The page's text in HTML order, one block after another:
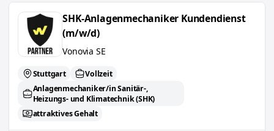
SHK-Anlagenmechaniker Kundendienst (m/w/d)
SHK-Anlagenmechaniker Kundendienst
(m/w/d)
Vonovia SE
Stuttgart
Vollzeit
Anlagenmechaniker/in Sanitär-,
Heizungs- und Klimatechnik (SHK)
attraktives Gehalt